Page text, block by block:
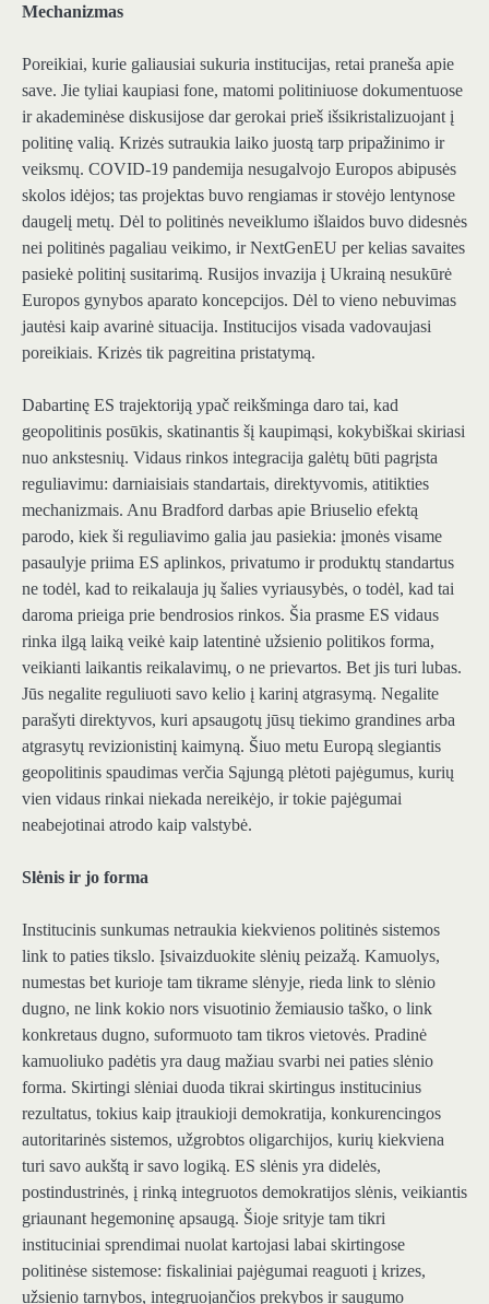
Mechanizmas
Poreikiai, kurie galiausiai sukuria institucijas, retai praneša apie
save. Jie tyliai kaupiasi fone, matomi politiniuose dokumentuose
ir akademinėse diskusijose dar gerokai prieš išsikristalizuojant į
politinę valią. Krizės sutraukia laiko juostą tarp pripažinimo ir
veiksmų. COVID-19 pandemija nesugalvojo Europos abipusės
skolos idėjos; tas projektas buvo rengiamas ir stovėjo lentynose
daugelį metų. Dėl to politinės neveiklumo išlaidos buvo didesnės
nei politinės pagaliau veikimo, ir NextGenEU per kelias savaites
pasiekė politinį susitarimą. Rusijos invazija į Ukrainą nesukūrė
Europos gynybos aparato koncepcijos. Dėl to vieno nebuvimas
jautėsi kaip avarinė situacija. Institucijos visada vadovaujasi
poreikiais. Krizės tik pagreitina pristatymą.
Dabartinę ES trajektoriją ypač reikšminga daro tai, kad
geopolitinis posūkis, skatinantis šį kaupimąsi, kokybiškai skiriasi
nuo ankstesnių. Vidaus rinkos integracija galėtų būti pagrįsta
reguliavimu: darniaisiais standartais, direktyvomis, atitikties
mechanizmais. Anu Bradford darbas apie Briuselio efektą
parodo, kiek ši reguliavimo galia jau pasiekia: įmonės visame
pasaulyje priima ES aplinkos, privatumo ir produktų standartus
ne todėl, kad to reikalauja jų šalies vyriausybės, o todėl, kad tai
daroma prieiga prie bendrosios rinkos. Šia prasme ES vidaus
rinka ilgą laiką veikė kaip latentinė užsienio politikos forma,
veikianti laikantis reikalavimų, o ne prievartos. Bet jis turi lubas.
Jūs negalite reguliuoti savo kelio į karinį atgrasymą. Negalite
parašyti direktyvos, kuri apsaugotų jūsų tiekimo grandines arba
atgrasytų revizionistinį kaimyną. Šiuo metu Europą slegiantis
geopolitinis spaudimas verčia Sąjungą plėtoti pajėgumus, kurių
vien vidaus rinkai niekada nereikėjo, ir tokie pajėgumai
neabejotinai atrodo kaip valstybė.
Slėnis ir jo forma
Institucinis sunkumas netraukia kiekvienos politinės sistemos
link to paties tikslo. Įsivaizduokite slėnių peizažą. Kamuolys,
numestas bet kurioje tam tikrame slėnyje, rieda link to slėnio
dugno, ne link kokio nors visuotinio žemiausio taško, o link
konkretaus dugno, suformuoto tam tikros vietovės. Pradinė
kamuoliuko padėtis yra daug mažiau svarbi nei paties slėnio
forma. Skirtingi slėniai duoda tikrai skirtingus institucinius
rezultatus, tokius kaip įtraukioji demokratija, konkurencingos
autoritarinės sistemos, užgrobtos oligarchijos, kurių kiekviena
turi savo aukštą ir savo logiką. ES slėnis yra didelės,
postindustrinės, į rinką integruotos demokratijos slėnis, veikiantis
griaunant hegemoninę apsaugą. Šioje srityje tam tikri
instituciniai sprendimai nuolat kartojasi labai skirtingose ​​
politinėse sistemose: fiskaliniai pajėgumai reaguoti į krizes,
užsienio tarnybos, integruojančios prekybos ir saugumo